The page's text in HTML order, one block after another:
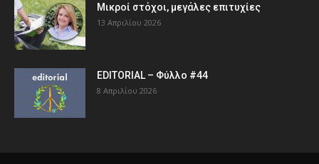
Μικροί στόχοι, μεγάλες επιτυχίες
13 Απριλίου 2026
EDITORIAL – Φύλλο #44
8 Απριλίου 2026